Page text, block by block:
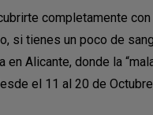
completamente con
si tienes un poco de
Alicante, donde la
el 11 al 20 de